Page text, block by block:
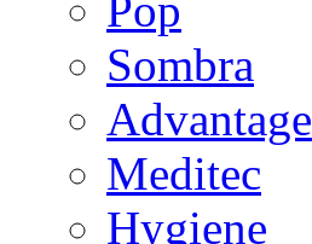
Sombra
Advantage
Meditec
Hygiene